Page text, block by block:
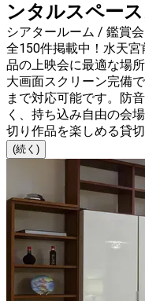
ンタルスペー
シアタールーム / 鑑賞
全150件掲載中！水天
品の上映会に最適な場
大画面スクリーン完備
まで対応可能です。防
く、持ち込み自由の会
切り作品を楽しめる貸
(続く)